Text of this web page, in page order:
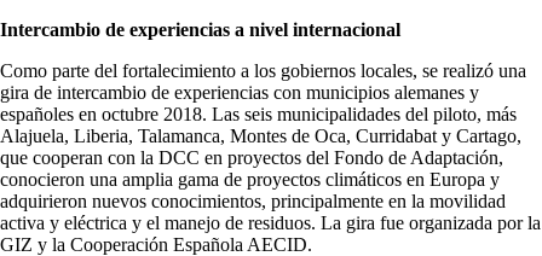
Intercambio de experiencias a nivel internacional
Como parte del fortalecimiento a los gobiernos locales, se realizó una
gira de intercambio de experiencias con municipios alemanes y
españoles en octubre 2018. Las seis municipalidades del piloto, más
Alajuela, Liberia, Talamanca, Montes de Oca, Curridabat y Cartago,
que cooperan con la DCC en proyectos del Fondo de Adaptación,
conocieron una amplia gama de proyectos climáticos en Europa y
adquirieron nuevos conocimientos, principalmente en la movilidad
activa y eléctrica y el manejo de residuos. La gira fue organizada por la
GIZ y la Cooperación Española AECID.